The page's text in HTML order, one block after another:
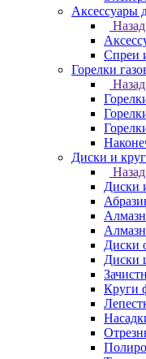
Аксессуары
Назад
Спреи
Горелки
Назад
Диски и
Назад
Диски
Диски
Диски
Круги